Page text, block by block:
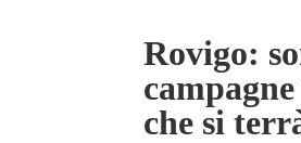
Rovigo:
che si